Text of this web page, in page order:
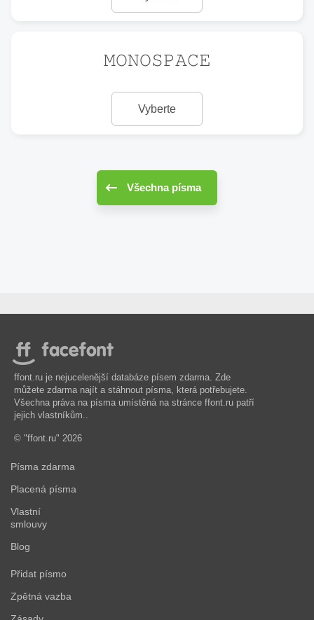
𝙼𝙾𝙽𝙾𝚂𝙿𝙰𝙲𝙴
Vyberte
Všechna písma
ffont.ru je nejucelenější databáze písem zdarma. Zde
můžete zdarma najít a stáhnout písma, která potřebujete.
Všechna práva na písma umístěná na stránce ffont.ru patří
jejich vlastníkům..
© "ffont.ru" 2026
Písma zdarma
Placená písma
Vlastní
smlouvy
Blog
Přidat písmo
Zpětná vazba